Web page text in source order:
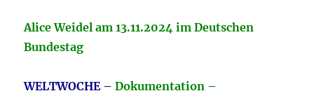
Alice Weidel am 13.11.2024 im Deutschen
Bundestag
WELTWOCHE–Dokumentation –